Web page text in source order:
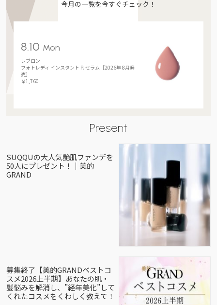
今月の一覧を今すぐチェック！
8.10 Mon
レブロン
フォトレディ インスタント P. セラム［2026年 8月発
売］
￥1,760
Present
SUQQUの大人気艶肌ファンデを
50人にプレゼント！｜美的
GRAND
募集終了【美的GRANDベストコ
スメ2026上半期】あなたの肌・
髪悩みを解消し、”経年美化”して
くれたコスメをくわしく教えて！